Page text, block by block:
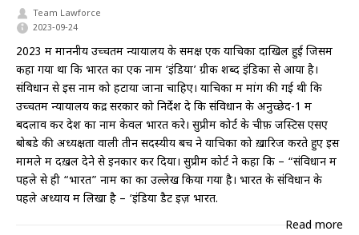
Team Lawforce
2023-09-24
2023 में माननीय उच्चतम न्यायालय के समक्ष एक याचिका दाखिल हुई जिसमें
कहा गया था कि भारत का एक नाम ‘इंडिया’ ग्रीक शब्द इंडिका से आया है।
संविधान से इस नाम को हटाया जाना चाहिए। याचिका में मांग की गई थी कि
उच्चतम न्यायालय केंद्र सरकार को निर्देश दे कि संविधान के अनुच्छेद-1 में
बदलाव कर देश का नाम केवल भारत करे। सुप्रीम कोर्ट के चीफ़ जस्टिस एसए
बोबडे की अध्यक्षता वाली तीन सदस्यीय बेंच ने याचिका को ख़ारिज करते हुए इस
मामले में दख़ल देने से इनकार कर दिया। सुप्रीम कोर्ट ने कहा कि – “संविधान में
पहले से ही “भारत” नाम का का उल्लेख किया गया है। भारत के संविधान के
पहले अध्याय में लिखा है – ‘इंडिया डैट इज़ भारत.
Read more